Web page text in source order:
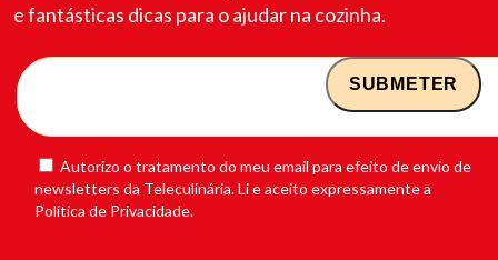
e fantásticas dicas para o ajudar na cozinha.
Autorizo o tratamento do meu email para efeito de envio de
newsletters da Teleculinária. Li e aceito expressamente a
Política de Privacidade.